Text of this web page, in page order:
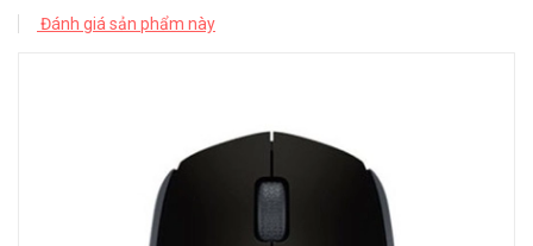
Đánh giá sản phẩm này